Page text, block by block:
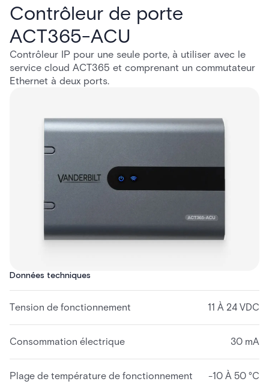
Contrôleur de porte
ACT365-ACU
Contrôleur IP pour une seule porte, à utiliser avec le
service cloud ACT365 et comprenant un commutateur
Ethernet à deux ports.
Données techniques
Tension de fonctionnement 11 À 24 VDC
Consommation électrique 30 mA
Plage de température de fonctionnement -10 À 50 °C